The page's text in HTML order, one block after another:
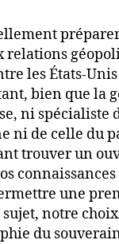
relations
les États-
bien que la
ni spécialiste
ni de celle du
trouver un
une
notre choix
du